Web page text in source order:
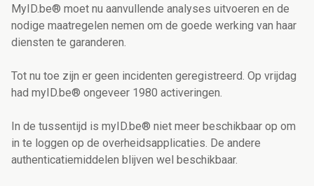
MyID.be® moet nu aanvullende analyses uitvoeren en de
nodige maatregelen nemen om de goede werking van haar
diensten te garanderen.
Tot nu toe zijn er geen incidenten geregistreerd. Op vrijdag
had myID.be® ongeveer 1980 activeringen.
In de tussentijd is myID.be® niet meer beschikbaar op om
in te loggen op de overheidsapplicaties. De andere
authenticatiemiddelen blijven wel beschikbaar.